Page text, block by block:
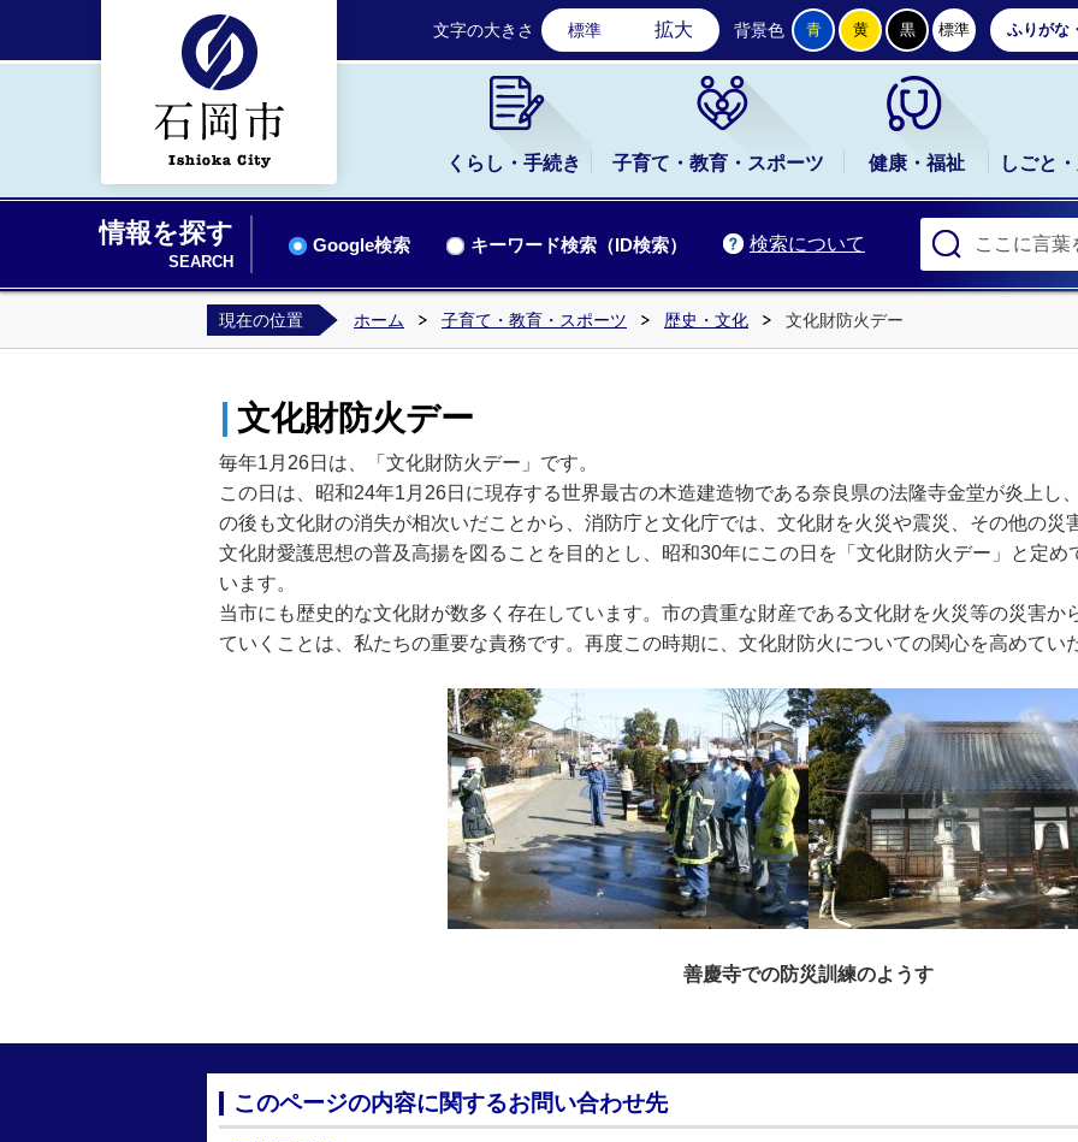
石岡市公式ホームページ
文字の大きさ 標準 拡大 背景色 青 黄 黒 標準 ふりがな
くらし・手続き 子育て・教育・スポーツ 健康・福祉 しごと
情報を探す
SEARCH
検索について
Google検索 キーワード検索（ID検索）
現在の位置 ホーム 子育て・教育・スポーツ 歴史・文化 文化財防火デー
文化財防火デー
毎年1月26日は、「文化財防火デー」です。
この日は、昭和24年1月26日に現存する世界最古の木造建造物である奈良県の法隆寺金堂が炎上し
の後も文化財の消失が相次いだことから、消防庁と文化庁では、文化財を火災や震災、その他の災
文化財愛護思想の普及高揚を図ることを目的とし、昭和30年にこの日を「文化財防火デー」と定
います。
当市にも歴史的な文化財が数多く存在しています。市の貴重な財産である文化財を火災等の災害か
ていくことは、私たちの重要な責務です。再度この時期に、文化財防火についての関心を高めてい
善慶寺での防災訓練のようす
このページの内容に関するお問い合わせ先